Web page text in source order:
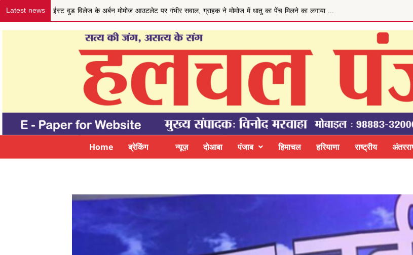
Latest news जम्मू-कश्मीर के VDC/VDG सदस्यों ने की कल्याणकारी नीति और मानदेय बढ़ाने की मांग
Home ब्रेकिंग न्यूज़ दोआबा पंजाब हिमाचल हरियाणा राष्ट्रीय